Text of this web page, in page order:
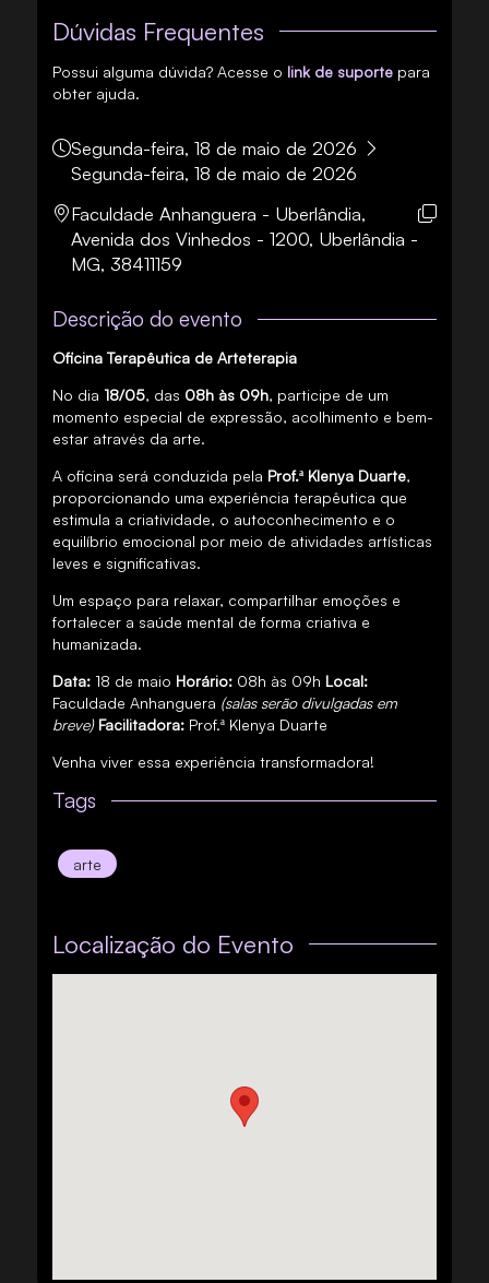
Segunda-feira, 18 de maio de 2026
Segunda-feira, 18 de maio de 2026
Faculdade Anhanguera - Uberlândia,
Avenida dos Vinhedos - 1200, Uberlândia -
MG, 38411159
Descrição do evento
Oficina Terapêutica de Arteterapia
No dia 18/05, das 08h às 09h, participe de um
momento especial de expressão, acolhimento e bem-
estar através da arte.
A oficina será conduzida pela Prof.ª Klenya Duarte,
proporcionando uma experiência terapêutica que
estimula a criatividade, o autoconhecimento e o
equilíbrio emocional por meio de atividades artísticas
leves e significativas.
Um espaço para relaxar, compartilhar emoções e
fortalecer a saúde mental de forma criativa e
humanizada.
Data:18 de maio Horário:08h às 09h Local:
Faculdade Anhanguera (salas serão divulgadas em
breve) Facilitadora:Prof.ª Klenya Duarte
Venha viver essa experiência transformadora!
Tags
arte
Dúvidas Frequentes
Possui alguma dúvida? Acesse o link de suporte para
obter ajuda.
Localização do Evento